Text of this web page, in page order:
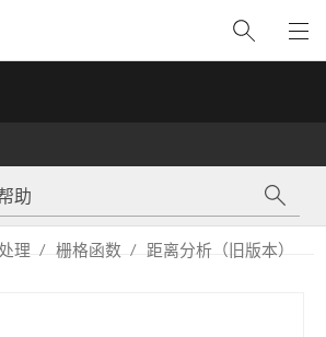
理 栅格函数 距离分析（旧版本）